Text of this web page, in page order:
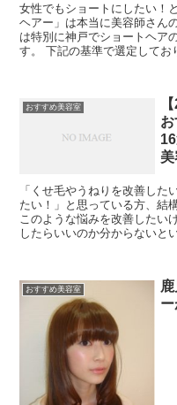
女性でもショートにしたい！
ヘアー」は本当に美容師さん
は特別に神戸でショートヘア
す。 下記の基準で選定してお
おすすめ美容室
美
「くせ毛やうねりを改善した
たい！」と思っている方、結
このような悩みを改善したい
したらいいのか分からないと
おすすめ美容室